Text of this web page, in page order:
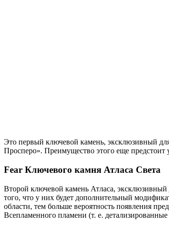
Это первый ключевой камень, эксклюзивный
Просперо». Преимущество этого еще
Fear Ключевого камня Атласа Света
Второй ключевой камень Атласа,
того, что у них будет дополнительный
области, тем больше вероятность появления
Всепламенного пламени (т. е.